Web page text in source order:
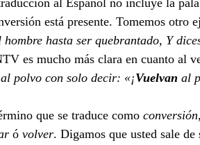
al Español no incluye la
está presente. Tomemos otro
hombre hasta ser quebrantado, Y
es mucho más clara en cuanto al
polvo con solo decir: «¡Vuelvan al
término que se traduce como
conversión
ó volver. Digamos que usted sale